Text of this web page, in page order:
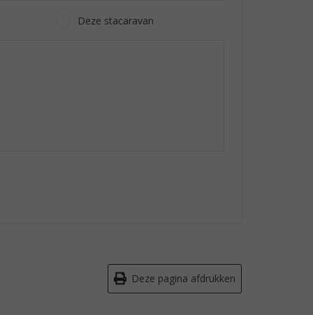
Deze stacaravan
Deze pagina afdrukken